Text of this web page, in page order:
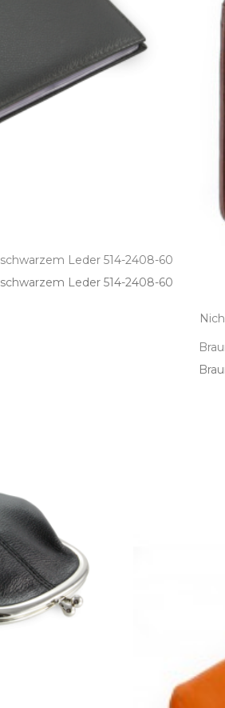
Leder 514-2408-60
Leder 514­-2408­-60